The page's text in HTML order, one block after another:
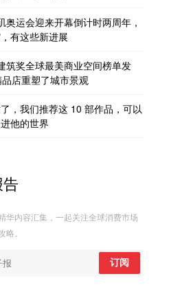
奥运会迎来开幕倒计时两周年，
有这些新进展
筑奖全球最美商业空间榜单发
店重塑了城市景观
，我们推荐这 10 部作品，可以
他的世界
华内容汇集，一起关注全球消费市场
。